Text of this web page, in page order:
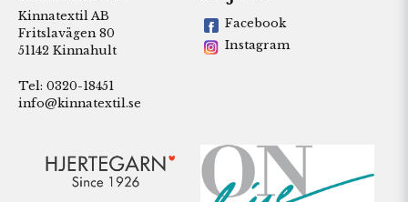
Kinnatextil AB
Fritslavägen 80
51142 Kinnahult
Tel: 0320-18451
info@kinnatextil.se
Facebook
Instagram